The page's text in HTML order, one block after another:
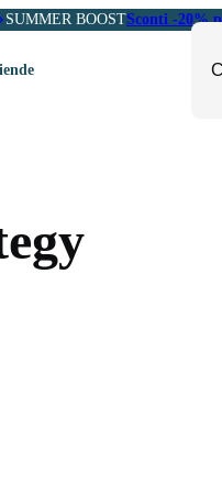
SUMMER BOOSTSconti -20%
e Soft Skills
Management